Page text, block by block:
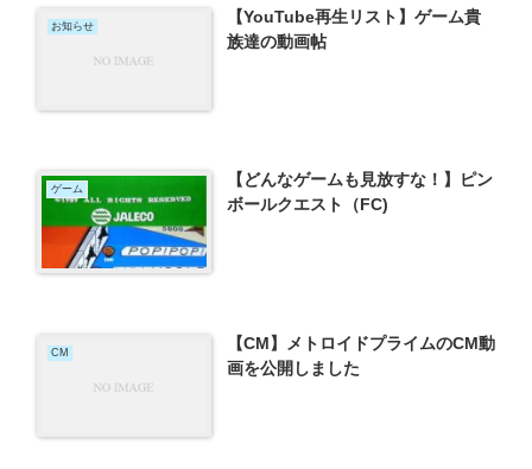
お知らせ
【YouTube再生リスト】ゲーム貴
族達の動画帖
ゲーム
【どんなゲームも見放すな！】ピン
ボールクエスト（FC)
CM
【CM】メトロイドプライムのCM動
画を公開しました